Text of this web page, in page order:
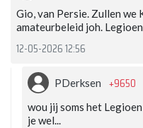
Gio, van Persie. Zullen we
amateurbeleid joh.
12-05-2026 12:56
PDerksen +9650
wou jij soms het
je wel...